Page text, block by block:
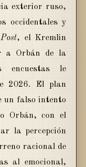
exterior ruso,
occidentales y
, el Kremlin
a Orbán de la
encuestas le
2026. El plan
un falso intento
Orbán, con el
la percepción
racional de
al emocional,